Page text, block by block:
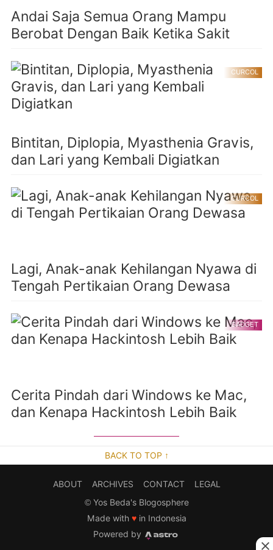
Andai Saja Semua Orang Mampu
Berobat Dengan Baik Ketika Sakit
CURCOL
Bintitan, Diplopia, Myasthenia Gravis,
dan Lari yang Kembali Digiatkan
CURCOL
Lagi, Anak-anak Kehilangan Nyawa di
Tengah Pertikaian Orang Dewasa
GADGET
Cerita Pindah dari Windows ke Mac,
dan Kenapa Hackintosh Lebih Baik
BACK TO TOP ↑
ABOUT ARCHIVES CONTACT
LEGAL
© Yos Beda's Blogosphere
Made with ♥in Indonesia
Powered by